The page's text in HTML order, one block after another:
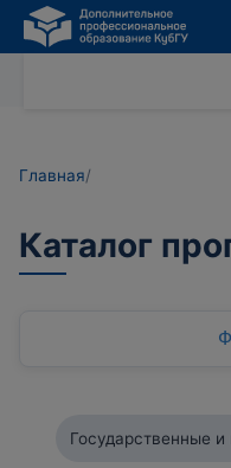
Главная/
Каталог
Государственные